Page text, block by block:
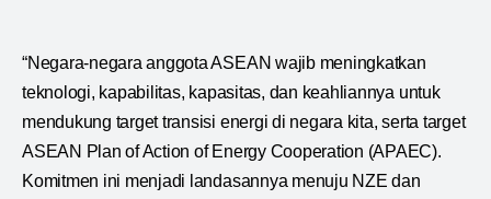
“Negara-negara anggota ASEAN wajib meningkatkan
teknologi, kapabilitas, kapasitas, dan keahliannya untuk
mendukung target transisi energi di negara kita, serta target
ASEAN Plan of Action of Energy Cooperation (APAEC).
Komitmen ini menjadi landasannya menuju NZE dan